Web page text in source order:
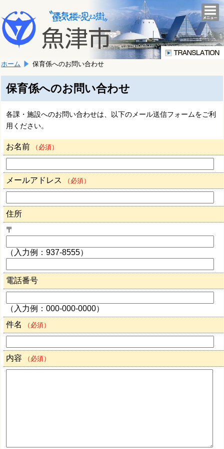
文
へ
移
ま
す。
こ
か
文
で
す。
ホーム 保育係へのお問い合わせ
保育係へのお問い合わせ
各課・施設へのお問い合わせは、以下のメール送信フォームをご利
用ください。
お名前 （必須）
メールアドレス （必須）
住所
〒
（入力例：937-8555）
電話番号
（入力例：000-000-0000）
件名
（必須）
内容 （必須）